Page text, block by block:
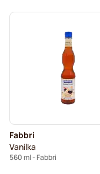
Fabbri
Vanilka
560 ml - Fabbri